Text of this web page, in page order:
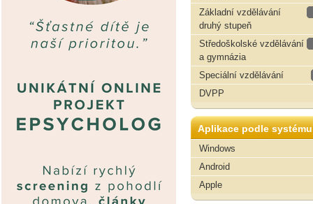
Základní vzdělávání
druhý stupeň
Středoškolské vzdělávání
a gymnázia
Speciální vzdělávání
DVPP
Aplikace podle systému
Windows
Android
Apple